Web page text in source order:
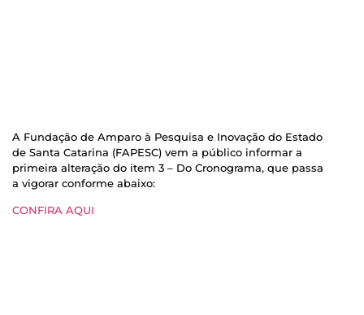
A Fundação de Amparo à Pesquisa e Inovação do Estado
de Santa Catarina (FAPESC) vem a público informar a
primeira alteração do item 3 – Do Cronograma, que passa
a vigorar conforme abaixo:
CONFIRA AQUI